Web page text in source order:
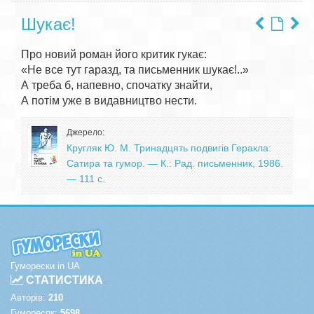
Шукає!
Про новий роман його критик гукає:
«Не все тут гаразд, та письменник шукає!..»
А треба б, напевно, спочатку знайти,
Джерело:
Кругляк Ю. М. Тринадцять подвигів Геракла:
Сатира та гумор. — К.: Рад. письменник, 1986.
— 111 с.
Гуморески in UA
СТАТИСТИКА
Авторів: 210